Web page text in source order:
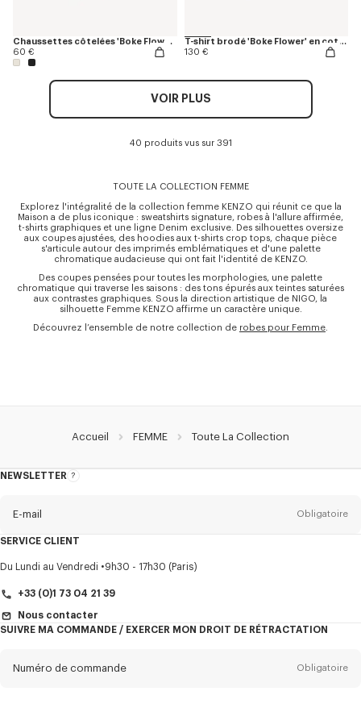
Chaussettes côtelées 'Boke Flower 2.0' en coton
60 €
T-shirt brodé 'Boke Flower' en coton
130 €
VOIR PLUS
40 produits vus sur 391
TOUTE LA COLLECTION FEMME
Explorez l'intégralité de la collection femme KENZO qui réunit ce que la
Maison a de plus iconique : sweatshirts signature, robes à l'allure affirmée,
t-shirts graphiques et une ligne Denim exclusive. Des silhouettes oversize
aux coupes ajustées, des hoodies aux t-shirts crop tops, chaque pièce
s'articule autour des imprimés emblématiques et d'une palette
chromatique audacieuse qui ont fait l'identité de KENZO.
Des coupes pensées pour toutes les morphologies, une palette
chromatique qui traverse les saisons : des tons épurés aux teintes saturées
aux contrastes graphiques. Sous la direction artistique de NIGO, la
silhouette Femme KENZO affirme un caractère unique.
Découvrez l’ensemble de notre collection de robes pour Femme
Accueil FEMME Toute La Collection
NEWSLETTER
A
E-mail Obligatoire
Titre Obligatoire
SERVICE CLIENT
Du Lundi au Vendredi 9h30 - 17h30 (Paris)
+33 (0)1 73 04 21 39
Nous contacter
SUIVRE MA COMMANDE / EXERCER MON DROIT DE RÉTRACTATION
Numéro de commande Obligatoire